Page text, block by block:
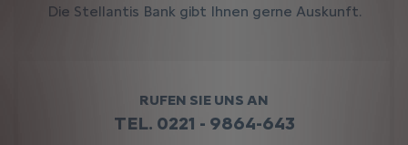
Die Stellantis Bank gibt Ihnen gerne Auskunft.
RUFEN SIE UNS AN
TEL. 0221 - 9864-643